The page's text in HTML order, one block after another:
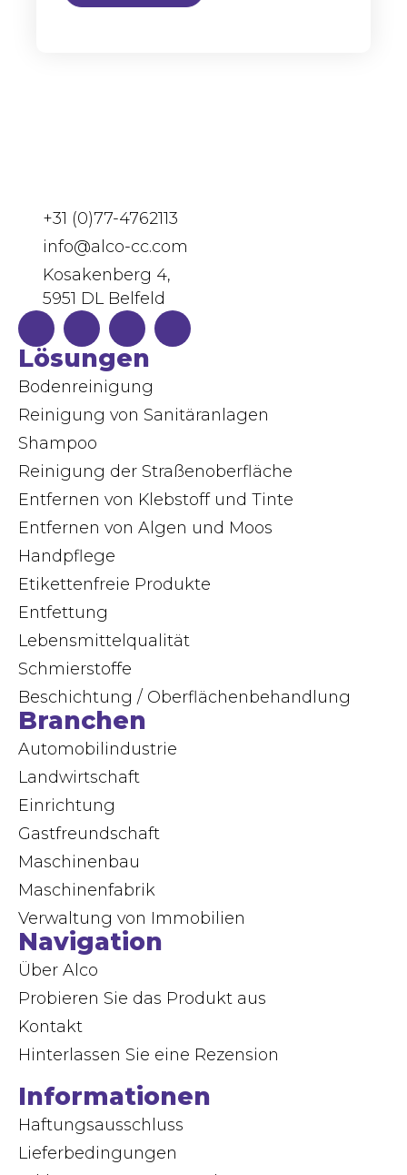
+31 (0)77-4762113
info@alco-cc.com
Kosakenberg 4,
5951 DL Belfeld
Lösungen
Bodenreinigung
Reinigung von Sanitäranlagen
Shampoo
Reinigung der Straßenoberfläche
Entfernen von Klebstoff und Tinte
Entfernen von Algen und Moos
Handpflege
Etikettenfreie Produkte
Entfettung
Lebensmittelqualität
Schmierstoffe
Beschichtung / Oberflächenbehandlung
Branchen
Automobilindustrie
Landwirtschaft
Einrichtung
Gastfreundschaft
Maschinenbau
Maschinenfabrik
Verwaltung von Immobilien
Navigation
Über Alco
Probieren Sie das Produkt aus
Kontakt
Hinterlassen Sie eine Rezension
Informationen
Haftungsausschluss
Lieferbedingungen